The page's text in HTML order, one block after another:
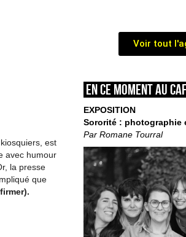
est
avec humour
la presse
que
Voir tout
En ce moment au
EXPOSITION
Sororité : photographie
Par Romane Tourral